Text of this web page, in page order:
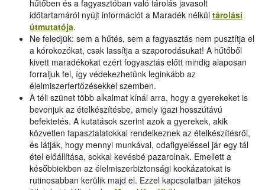
hűtőben és a fagyasztóban való tárolás javasolt
időtartamáról nyújt információt a Maradék nélkül tárolási
útmutatója.
Ne feledjük: sem a hűtés, sem a fagyasztás nem pusztítja el
a kórokozókat, csak lassítja a szaporodásukat! A hűtőből
kivett maradékokat ezért fogyasztás előtt mindig alaposan
forraljuk fel, így védekezhetünk leginkább az
élelmiszerfertőzésekkel szemben.
A téli szünet több alkalmat kínál arra, hogy a gyerekeket is
bevonjuk az ételkészítésbe, amely igazi hosszútávú
befektetés. A kutatások szerint azok a gyerekek, akik
közvetlen tapasztalatokkal rendelkeznek az ételkészítésről,
és látják, hogy mennyi munkával, odafigyeléssel jár egy tál
étel előállítása, sokkal kevésbé pazarolnak. Emellett a
későbbiekben az élelmiszerbiztonsági kockázatokat is
rutinosabban kerülik majd el. Ezzel kapcsolatban játékos